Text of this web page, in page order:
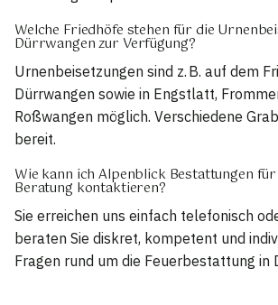
Welche Friedhöfe stehen für die
Dürrwangen zur Verfügung?
Urnenbeisetzungen sind z. B. auf dem
Dürrwangen sowie in Engstlatt,
Roßwangen möglich. Verschiedene
bereit.
Wie kann ich Alpenblick Bestattungen
Beratung kontaktieren?
Sie erreichen uns einfach telefonisch
beraten Sie diskret, kompetent und
Fragen rund um die Feuerbestattung in